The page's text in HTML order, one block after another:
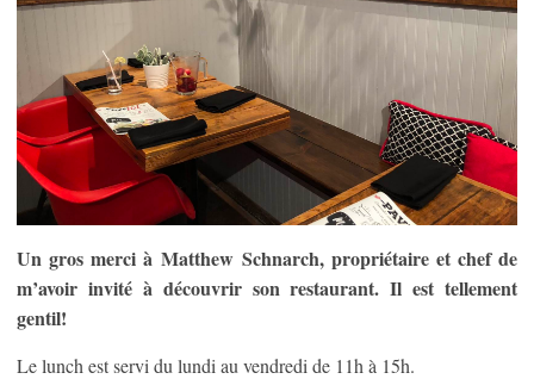
Un gros merci à Matthew Schnarch, propriétaire et chef de
m’avoir invité à découvrir son restaurant. Il est tellement
gentil!
Le lunch est servi du lundi au vendredi de 11h à 15h.